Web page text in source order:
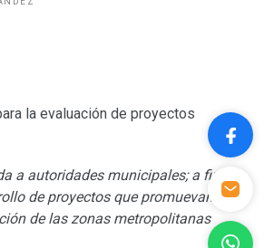
a autoridades municipales; a fin de
de proyectos que promuevan la
de las zonas metropolitanas